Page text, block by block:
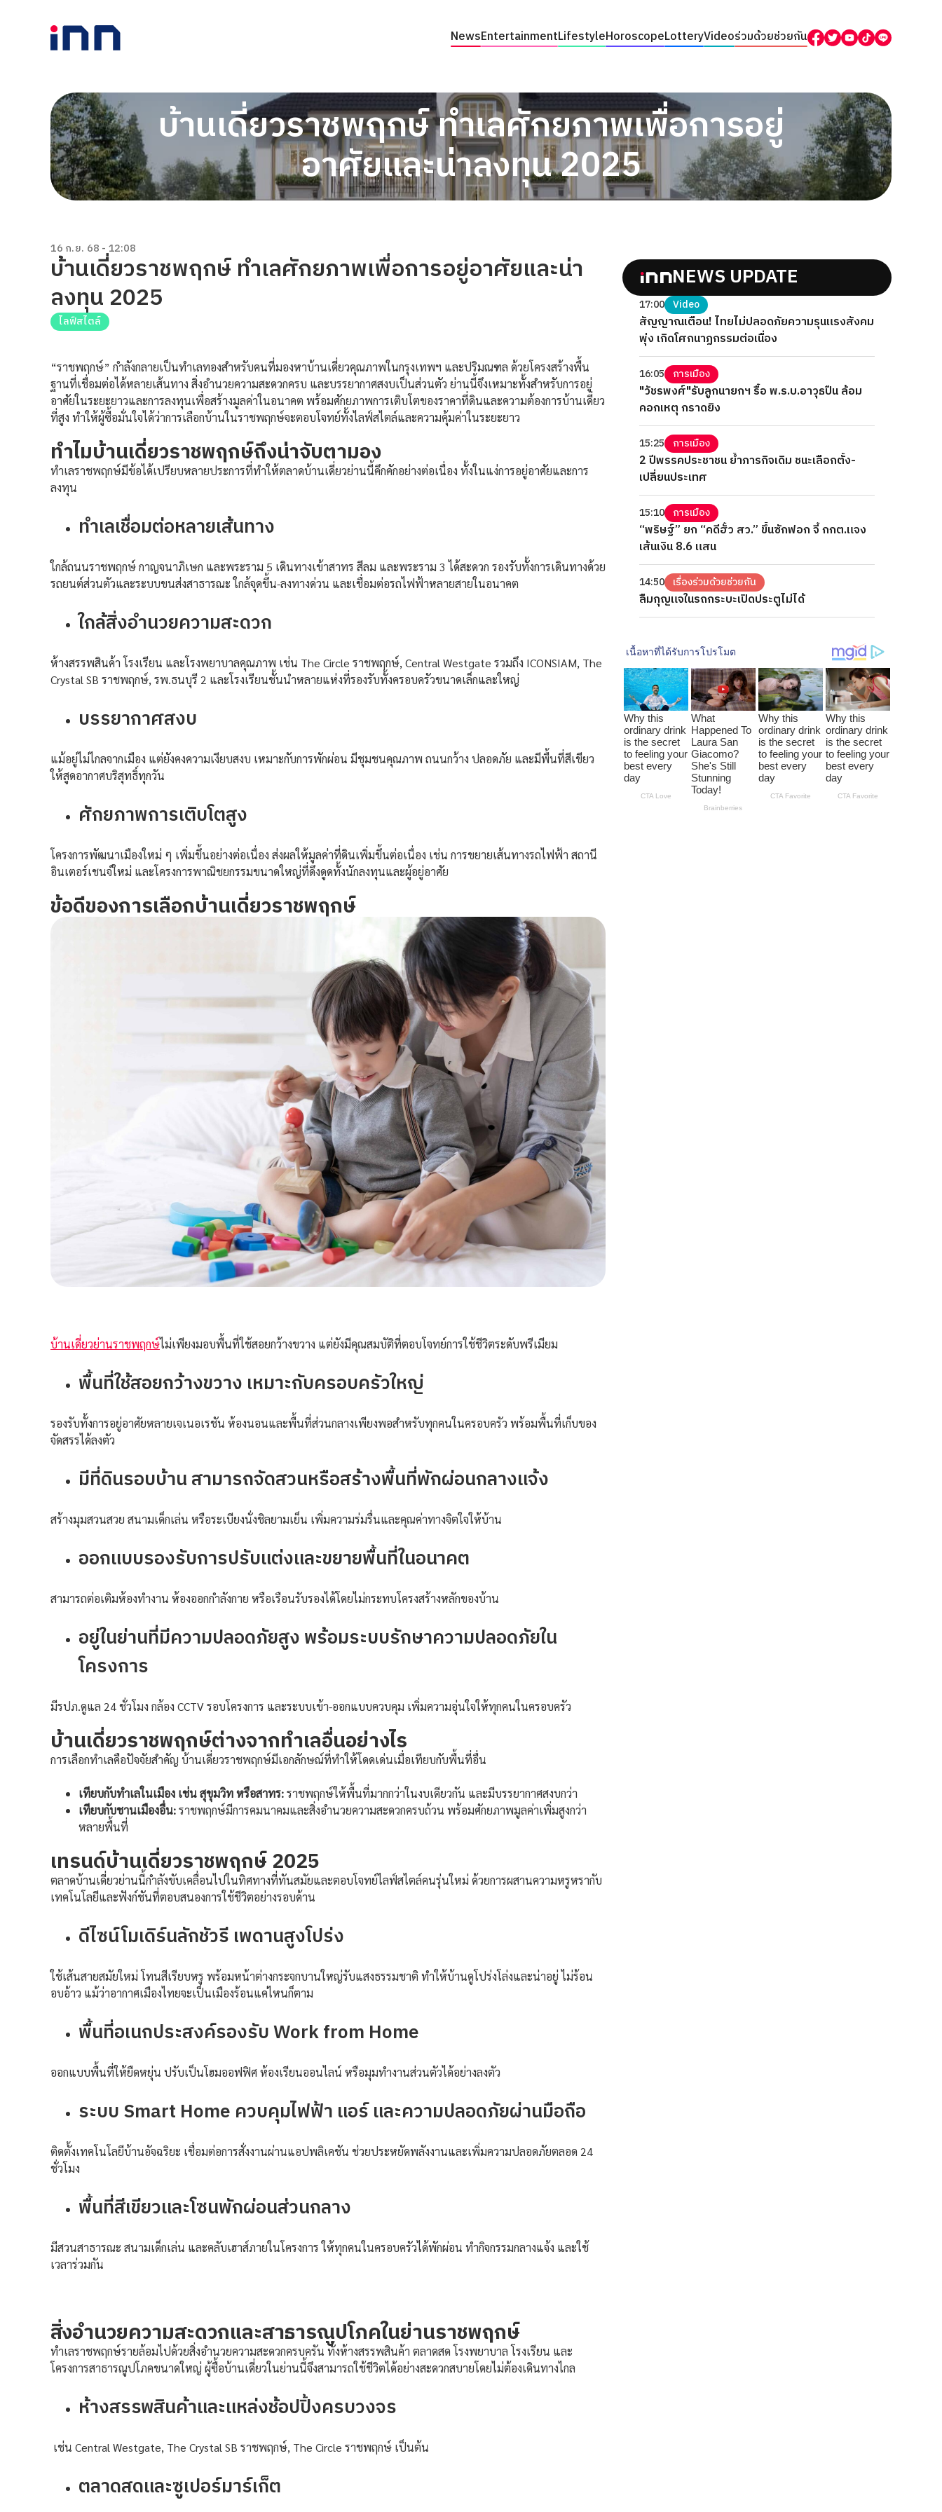
NewsEntertainmentLifestyleHoroscopeLotteryVideoร่วมด้วยช่วยกัน
บ้านเดี่ยวราชพฤกษ์ ทำเลศักยภาพเพื่อการอยู่
อาศัยและน่าลงทุน 2025
16 ก.ย. 68 - 12:08
บ้านเดี่ยวราชพฤกษ์ ทำเลศักยภาพเพื่อการอยู่อาศัยและน่า
ลงทุน 2025
ไลฟ์สไตล์
“ราชพฤกษ์” กำลังกลายเป็นทำเลทองสำหรับคนที่มองหาบ้านเดี่ยวคุณภาพในกรุงเทพฯ และปริมณฑล ด้วยโครงสร้างพื้น
ฐานที่เชื่อมต่อได้หลายเส้นทาง สิ่งอำนวยความสะดวกครบ และบรรยากาศสงบเป็นส่วนตัว ย่านนี้จึงเหมาะทั้งสำหรับการอยู่
อาศัยในระยะยาวและการลงทุนเพื่อสร้างมูลค่าในอนาคต พร้อมศักยภาพการเติบโตของราคาที่ดินและความต้องการบ้านเดี่ยว
ที่สูง ทำให้ผู้ซื้อมั่นใจได้ว่าการเลือกบ้านในราชพฤกษ์จะตอบโจทย์ทั้งไลฟ์สไตล์และความคุ้มค่าในระยะยาว
ทำไมบ้านเดี่ยวราชพฤกษ์ถึงน่าจับตามอง
ทำเลราชพฤกษ์มีข้อได้เปรียบหลายประการที่ทำให้ตลาดบ้านเดี่ยวย่านนี้คึกคักอย่างต่อเนื่อง ทั้งในแง่การอยู่อาศัยและการ
ลงทุน
ทำเลเชื่อมต่อหลายเส้นทาง
ใกล้ถนนราชพฤกษ์ กาญจนาภิเษก และพระราม 5 เดินทางเข้าสาทร สีลม และพระราม 3 ได้สะดวก รองรับทั้งการเดินทางด้วย
รถยนต์ส่วนตัวและระบบขนส่งสาธารณะ ใกล้จุดขึ้น-ลงทางด่วน และเชื่อมต่อรถไฟฟ้าหลายสายในอนาคต
ใกล้สิ่งอำนวยความสะดวก
ห้างสรรพสินค้า โรงเรียน และโรงพยาบาลคุณภาพ เช่น The Circle ราชพฤกษ์, Central Westgate รวมถึง ICONSIAM, The
Crystal SB ราชพฤกษ์, รพ.ธนบุรี 2 และโรงเรียนชั้นนำหลายแห่งที่รองรับทั้งครอบครัวขนาดเล็กและใหญ่
บรรยากาศสงบ
แม้อยู่ไม่ไกลจากเมือง แต่ยังคงความเงียบสงบ เหมาะกับการพักผ่อน มีชุมชนคุณภาพ ถนนกว้าง ปลอดภัย และมีพื้นที่สีเขียว
ให้สูดอากาศบริสุทธิ์ทุกวัน
ศักยภาพการเติบโตสูง
โครงการพัฒนาเมืองใหม่ ๆ เพิ่มขึ้นอย่างต่อเนื่อง ส่งผลให้มูลค่าที่ดินเพิ่มขึ้นต่อเนื่อง เช่น การขยายเส้นทางรถไฟฟ้า สถานี
อินเตอร์เชนจ์ใหม่ และโครงการพาณิชยกรรมขนาดใหญ่ที่ดึงดูดทั้งนักลงทุนและผู้อยู่อาศัย
ข้อดีของการเลือกบ้านเดี่ยวราชพฤกษ์
บ้านเดี่ยวย่านราชพฤกษ์ไม่เพียงมอบพื้นที่ใช้สอยกว้างขวาง แต่ยังมีคุณสมบัติที่ตอบโจทย์การใช้ชีวิตระดับพรีเมียม
พื้นที่ใช้สอยกว้างขวาง เหมาะกับครอบครัวใหญ่
รองรับทั้งการอยู่อาศัยหลายเจเนอเรชัน ห้องนอนและพื้นที่ส่วนกลางเพียงพอสำหรับทุกคนในครอบครัว พร้อมพื้นที่เก็บของ
จัดสรรได้ลงตัว
มีที่ดินรอบบ้าน สามารถจัดสวนหรือสร้างพื้นที่พักผ่อนกลางแจ้ง
สร้างมุมสวนสวย สนามเด็กเล่น หรือระเบียงนั่งชิลยามเย็น เพิ่มความร่มรื่นและคุณค่าทางจิตใจให้บ้าน
ออกแบบรองรับการปรับแต่งและขยายพื้นที่ในอนาคต
สามารถต่อเติมห้องทำงาน ห้องออกกำลังกาย หรือเรือนรับรองได้โดยไม่กระทบโครงสร้างหลักของบ้าน
อยู่ในย่านที่มีความปลอดภัยสูง พร้อมระบบรักษาความปลอดภัยใน
โครงการ
มีรปภ.ดูแล 24 ชั่วโมง กล้อง CCTV รอบโครงการ และระบบเข้า-ออกแบบควบคุม เพิ่มความอุ่นใจให้ทุกคนในครอบครัว
บ้านเดี่ยวราชพฤกษ์ต่างจากทำเลอื่นอย่างไร
การเลือกทำเลคือปัจจัยสำคัญ บ้านเดี่ยวราชพฤกษ์มีเอกลักษณ์ที่ทำให้โดดเด่นเมื่อเทียบกับพื้นที่อื่น
เทียบกับทำเลในเมือง เช่น สุขุมวิท หรือสาทร:ราชพฤกษ์ให้พื้นที่มากกว่าในงบเดียวกัน และมีบรรยากาศสงบกว่า
เทียบกับชานเมืองอื่น:ราชพฤกษ์มีการคมนาคมและสิ่งอำนวยความสะดวกครบถ้วน พร้อมศักยภาพมูลค่าเพิ่มสูงกว่า
หลายพื้นที่
เทรนด์บ้านเดี่ยวราชพฤกษ์ 2025
ตลาดบ้านเดี่ยวย่านนี้กำลังขับเคลื่อนไปในทิศทางที่ทันสมัยและตอบโจทย์ไลฟ์สไตล์คนรุ่นใหม่ ด้วยการผสานความหรูหรากับ
เทคโนโลยีและฟังก์ชันที่ตอบสนองการใช้ชีวิตอย่างรอบด้าน
ดีไซน์โมเดิร์นลักชัวรี เพดานสูงโปร่ง
ใช้เส้นสายสมัยใหม่ โทนสีเรียบหรู พร้อมหน้าต่างกระจกบานใหญ่รับแสงธรรมชาติ ทำให้บ้านดูโปร่งโล่งและน่าอยู่ ไม่ร้อน
อบอ้าว แม้ว่าอากาศเมืองไทยจะเป็นเมืองร้อนแค่ไหนก็ตาม
พื้นที่อเนกประสงค์รองรับ Work from Home
ออกแบบพื้นที่ให้ยืดหยุ่น ปรับเป็นโฮมออฟฟิศ ห้องเรียนออนไลน์ หรือมุมทำงานส่วนตัวได้อย่างลงตัว
ระบบ Smart Home ควบคุมไฟฟ้า แอร์ และความปลอดภัยผ่านมือถือ
ติดตั้งเทคโนโลยีบ้านอัจฉริยะ เชื่อมต่อการสั่งงานผ่านแอปพลิเคชัน ช่วยประหยัดพลังงานและเพิ่มความปลอดภัยตลอด 24
ชั่วโมง
พื้นที่สีเขียวและโซนพักผ่อนส่วนกลาง
มีสวนสาธารณะ สนามเด็กเล่น และคลับเฮาส์ภายในโครงการ ให้ทุกคนในครอบครัวได้พักผ่อน ทำกิจกรรมกลางแจ้ง และใช้
เวลาร่วมกัน
สิ่งอำนวยความสะดวกและสาธารณูปโภคในย่านราชพฤกษ์
ทำเลราชพฤกษ์รายล้อมไปด้วยสิ่งอำนวยความสะดวกครบครัน ทั้งห้างสรรพสินค้า ตลาดสด โรงพยาบาล โรงเรียน และ
โครงการสาธารณูปโภคขนาดใหญ่ ผู้ซื้อบ้านเดี่ยวในย่านนี้จึงสามารถใช้ชีวิตได้อย่างสะดวกสบายโดยไม่ต้องเดินทางไกล
ห้างสรรพสินค้าและแหล่งช้อปปิ้งครบวงจร
เช่น Central Westgate, The Crystal SB ราชพฤกษ์, The Circle ราชพฤกษ์ เป็นต้น
ตลาดสดและซูเปอร์มาร์เก็ต
NEWS UPDATE
17:00 Video
สัญญาณเตือน! ไทยไม่ปลอดภัยความรุนแรงสังคม
พุ่ง เกิดโศกนาฏกรรมต่อเนื่อง
16:05 การเมือง
"วัชรพงศ์"รับลูกนายกฯ รื้อ พ.ร.บ.อาวุธปืน ล้อม
คอกเหตุ กราดยิง
15:25 การเมือง
2 ปีพรรคประชาชน ย้ำภารกิจเดิม ชนะเลือกตั้ง-
เปลี่ยนประเทศ
15:10 การเมือง
“พริษฐ์” ยก “คดีฮั้ว สว.” ขึ้นซักฟอก จี้ กกต.แจง
เส้นเงิน 8.6 แสน
14:50 เรื่องร่วมด้วยช่วยกัน
ลืมกุญแจในรถกระบะเปิดประตูไม่ได้